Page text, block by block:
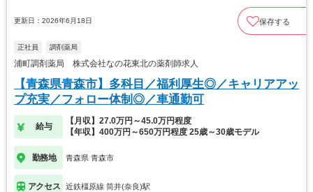
更新日：2026年6月18日 保存する
正社員 調剤薬局
浦町調剤薬局 株式会社なの花東北の薬剤師求人
【青森県青森市】多科目／福利厚生◎／キャリアアッ
プ充実／フォロー体制◎／車通勤可
給与
【月収】27.0万円～45.0万円程度
【年収】400万円～650万円程度 25歳～30歳モデル
勤務地 青森県 青森市
アクセス 近鉄橿原線 筒井(奈良)駅